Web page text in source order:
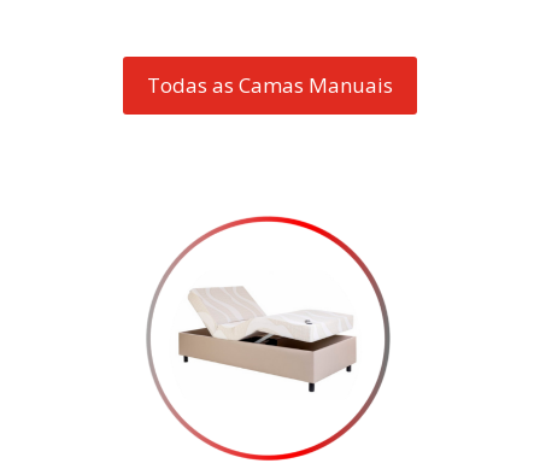
Todas as Camas Manuais